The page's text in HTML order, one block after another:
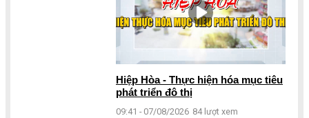
Hiệp Hòa - Thực hiện hóa mục tiêu
phát triển đô thị
09:41 - 07/08/2026 84 lượt xem